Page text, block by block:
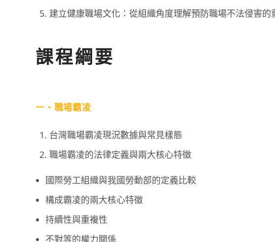
建立健康職場文化：從組織角度理解預防職場不法侵害
課程綱要
一、職場霸凌
台灣職場霸凌現況數據與常見樣態
職場霸凌的法律定義與兩大核心特徵
國際勞工組織與我國勞動部的定義比較
構成霸凌的兩大核心特徵
持續性與重複性
不對等的權力關係